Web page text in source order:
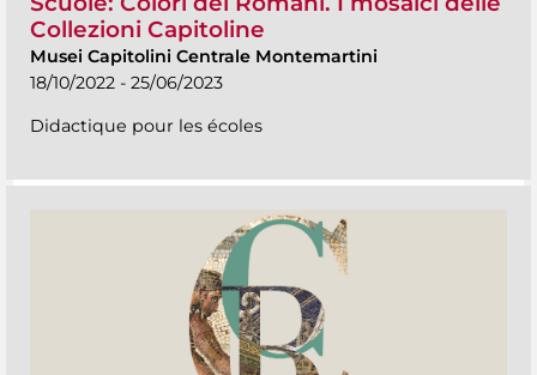
Collezioni Capitoline
Musei Capitolini Centrale Montemartini
18/10/2022 - 25/06/2023
Didactique pour les écoles